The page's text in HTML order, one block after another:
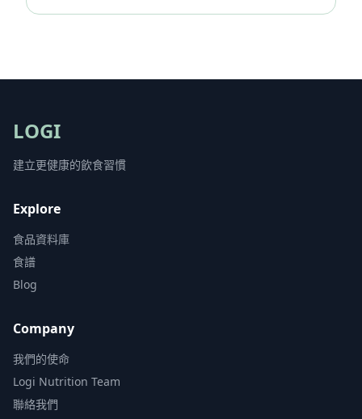
LOGI
建立更健康的飲食習慣
Explore
食品資料庫
食譜
Blog
Company
我們的使命
Logi Nutrition Team
聯絡我們